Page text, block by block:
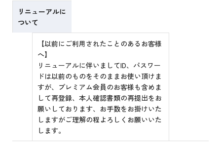
リニューアルに
ついて
【以前にご利用されたことのあるお客様
へ】
リニューアルに伴いましてID、パスワー
ドは以前のものをそのままお使い頂けま
すが、プレミアム会員のお客様も含めま
して再登録、本人確認書類の再提出をお
願いしております、お手数をお掛けいた
しますがご理解の程よろしくお願いいた
します。